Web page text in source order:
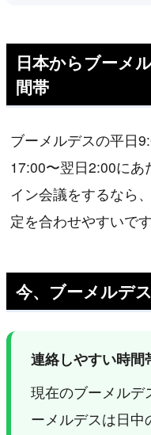
日本からブーメ
間帯
ブーメルデスの平日
17:00〜翌日2:00にあ
イン会議をするなら
定を合わせやすいです
今、ブーメルデ
連絡しやすい時間
現在のブーメルデ
ーメルデスは日中